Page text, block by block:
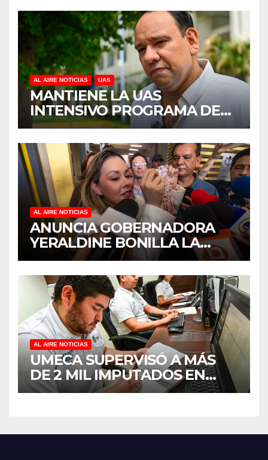
ANTES DEL REGRESO A
CLASES
AL AIRE NOTICIAS UAS
MANTIENE LA UAS
INTENSIVO PROGRAMA DE
MANTENIMIENTO Y
REHABILITACIÓN EN SUS
PLANTELES ANTE EL INICIO
DEL CICLO ESCOLAR 2026-
2027
AL AIRE NOTICIAS
ANUNCIA GOBERNADORA
YERALDINE BONILLA LA
REAPERTURA DEL
PROGRAMA “PONTE AL
CORRIENTE” PARA APOYAR
LA ECONOMÍA FAMILIAR EN
SINALOA
AL AIRE NOTICIAS
UMECA SUPERVISÓ A MÁS
DE 2 MIL IMPUTADOS EN
SINALOA DURANTE EL